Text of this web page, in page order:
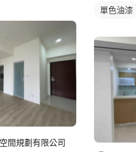
間規劃有限公司
單色油漆